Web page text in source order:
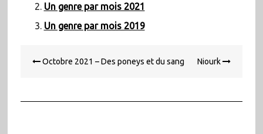
Un genre par mois 2021
Un genre par mois 2019
de Octobre 2021 – Des poneys et du sang Niourk